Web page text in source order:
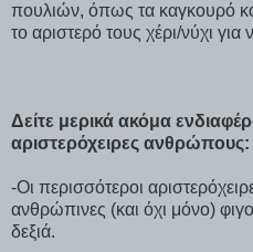
πουλιών, όπως τα καγκουρό
το αριστερό τους χέρι/νύχι για
Δείτε μερικά ακόμα
αριστερόχειρες ανθρώπους:
-Οι περισσότεροι
ανθρώπινες (και όχι μόνο)
δεξιά.